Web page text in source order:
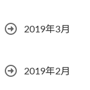
2019年3月
2019年2月